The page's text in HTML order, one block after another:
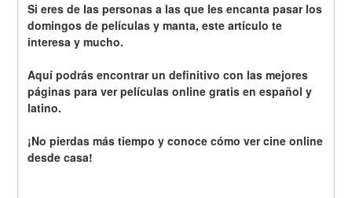
Si eres de las personas a las que les encanta pasar los
domingos de películas y manta, este artículo te
interesa y mucho.
Aquí podrás encontrar un definitivo con las mejores
páginas para ver películas online gratis en español y
latino.
¡No pierdas más tiempo y conoce cómo ver cine online
desde casa!